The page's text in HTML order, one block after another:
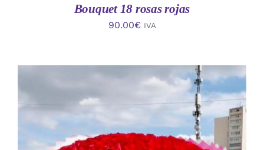
Bouquet 18 rosas rojas
90.00€ IVA